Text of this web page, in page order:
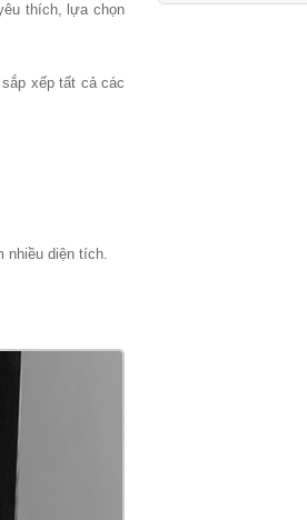
thích, lựa chọn
xếp tất cả các
nhiều diện tích.